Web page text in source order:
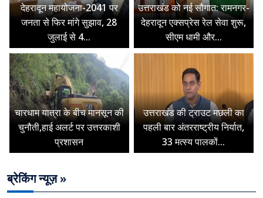
देहरादून महायोजना-2041 पर
जनता से फिर मांगे सुझाव, 28
जुलाई से 4...
उत्तराखंड को नई सौगात: रामनगर-
देहरादून एक्सप्रेस रेल सेवा शुरू,
सीएम धामी और...
चारधाम यात्रा के बीच मानसून की
चुनौती,हाई अलर्ट पर उत्तरकाशी
प्रशासन
उत्तराखंड की ट्राउट मछली का
पहली बार अंतरराष्ट्रीय निर्यात,
33 मत्स्य पालकों...
ब्रेकिंग न्यूज़ »